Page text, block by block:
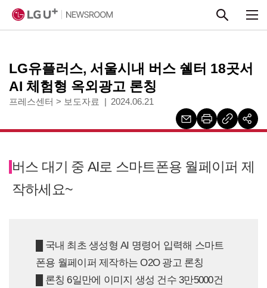
LG유플러스, 서울시내 버스 쉘터 18곳서
AI 체험형 옥외광고 론칭
프레스센터 > 보도자료 2024.06.21
버스 대기 중 AI로 스마트폰용 월페이퍼 제
작하세요~
█ 국내 최초 생성형 AI 명령어 입력해 스마트
폰용 월페이퍼 제작하는 O2O 광고 론칭
█ 론칭 6일만에 이미지 생성 건수 3만5000건